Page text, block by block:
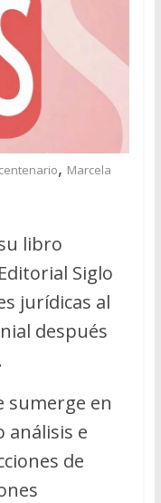
, Marcela
libro
Siglo
jurídicas al
después
sumerge en
e
de